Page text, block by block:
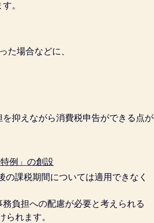
。
た場合などに、
抑えながら消費税申告ができる点が
例」の創設
課税期間については適用できなく
負担への配慮が必要と考えられる
られます。